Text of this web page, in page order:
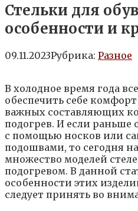
Стельки для
особенности и
09.11.2023Рубрика: Разное
В холодное время года
обеспечить себе
важных составляющих
подогрев. И если раньше
с помощью носков или
подошвами, то сегодня
множество моделей
подогревом. В данной
особенности этих
следует принять во